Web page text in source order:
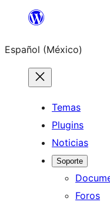
Saltar
contenido
Español (México)
Temas
Plugins
Noticias
Soporte
Foros